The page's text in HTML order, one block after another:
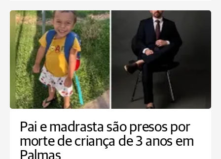
Pai e madrasta são presos por
morte de criança de 3 anos em
Palmas